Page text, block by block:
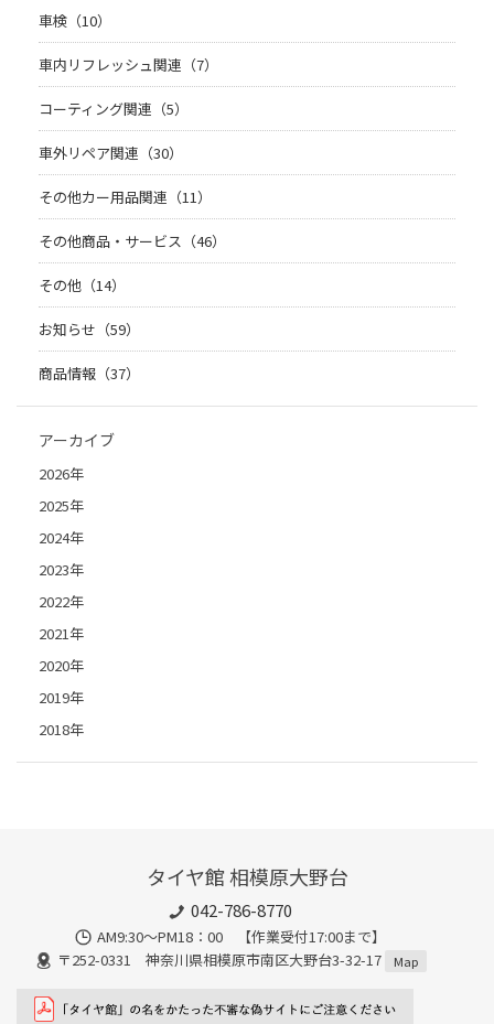
車検（10）
車内リフレッシュ関連（7）
コーティング関連（5）
車外リペア関連（30）
その他カー用品関連（11）
その他商品・サービス（46）
その他（14）
お知らせ（59）
商品情報（37）
アーカイブ
2026年
2025年
2024年
2023年
2022年
2021年
2020年
2019年
2018年
タイヤ館 相模原大野台
042-786-8770
AM9:30～PM18：00 【作業受付17:00まで】
〒252-0331 神奈川県相模原市南区大野台3-32-17
Map